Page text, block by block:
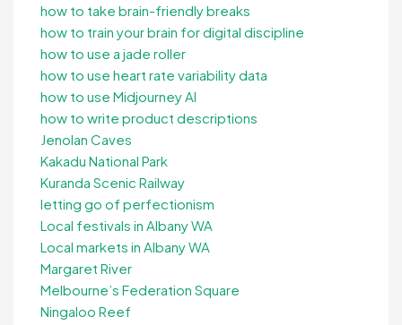
how to take brain-friendly breaks
how to train your brain for digital discipline
how to use a jade roller
how to use heart rate variability data
how to use Midjourney AI
how to write product descriptions
Jenolan Caves
Kakadu National Park
Kuranda Scenic Railway
letting go of perfectionism
Local festivals in Albany WA
Local markets in Albany WA
Margaret River
Melbourne’s Federation Square
Ningaloo Reef